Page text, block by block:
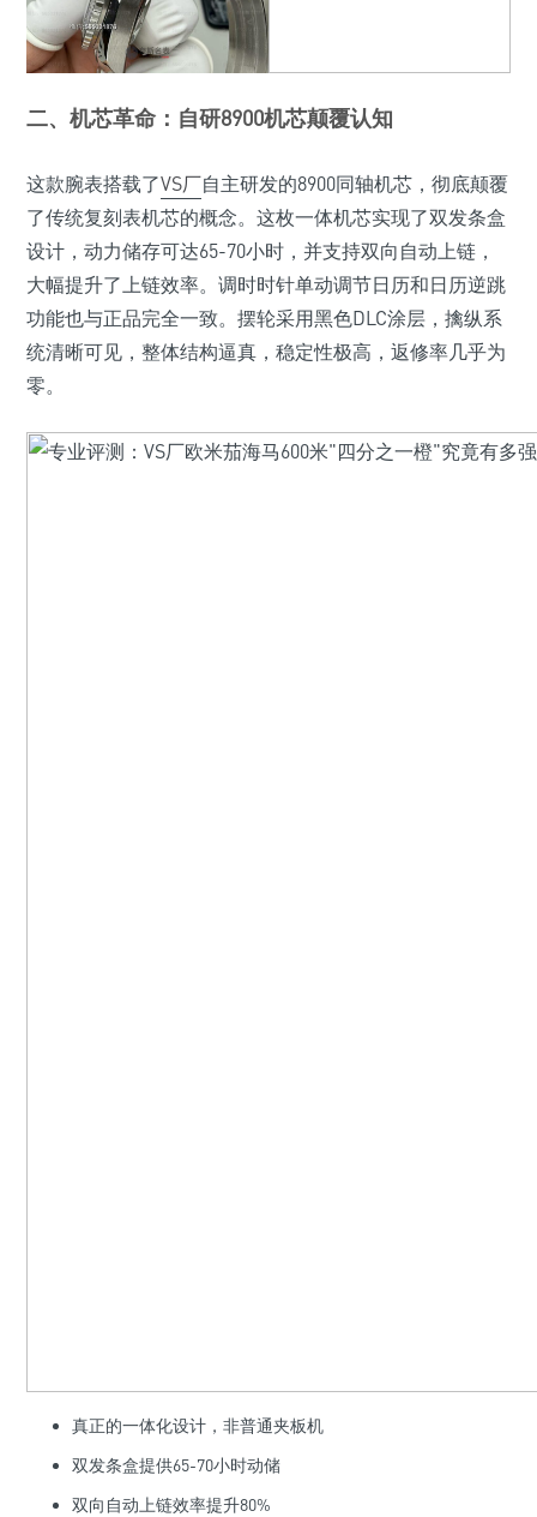
二、机芯革命：自研8900机芯颠覆认知
这款腕表搭载了VS厂自主研发的8900同轴机芯，彻底颠覆
了传统复刻表机芯的概念。这枚一体机芯实现了双发条盒
设计，动力储存可达65-70小时，并支持双向自动上链，
大幅提升了上链效率。调时时针单动调节日历和日历逆跳
功能也与正品完全一致。摆轮采用黑色DLC涂层，擒纵系
统清晰可见，整体结构逼真，稳定性极高，返修率几乎为
零。
真正的一体化设计，非普通夹板机
双发条盒提供65-70小时动储
双向自动上链效率提升80%